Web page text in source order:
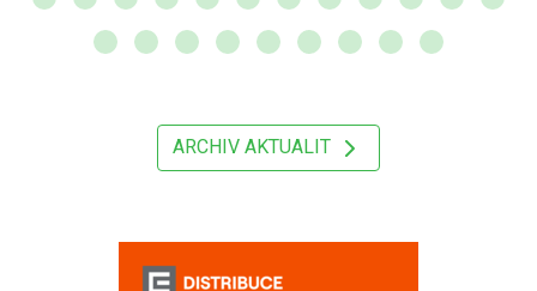
ARCHIV AKTUALIT